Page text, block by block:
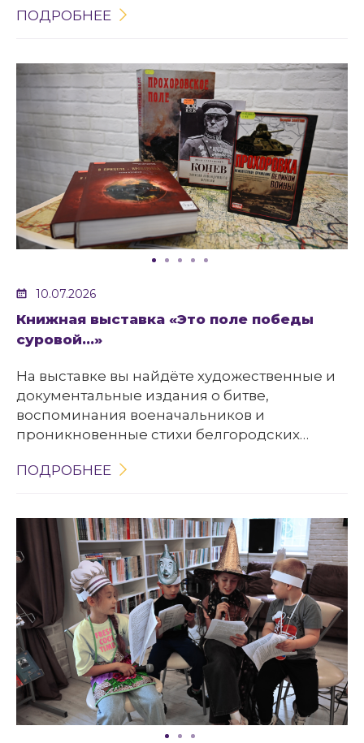
ПОДРОБНЕЕ
10.07.2026
Книжная выставка «Это поле победы
суровой…»
На выставке вы найдёте художественные и
документальные издания о битве,
воспоминания военачальников и
проникновенные стихи белгородских
Чернухина и Виктора Белова. Каждая
ПОДРОБНЕЕ